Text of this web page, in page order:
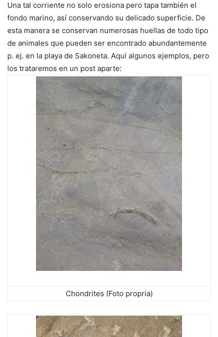
Una tal corriente no solo erosiona pero tapa también el
fondo marino, así conservando su delicado superficie. De
esta manera se conservan numerosas huellas de todo tipo
de animales que pueden ser encontrado abundantemente
p. ej. en la playa de Sakoneta. Aquí algunos ejemplos, pero
los trataremos en un post aparte:
Chondrites (Foto propria)